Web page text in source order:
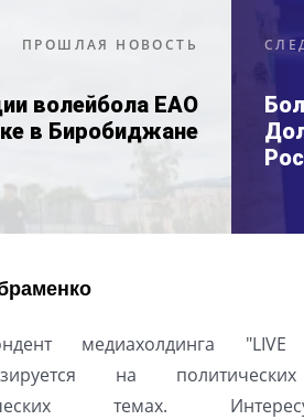
ПРОШЛАЯ НОВОСТЬ
волейбола ЕАО
в Биробиджане
медиахолдинга
на
темах.